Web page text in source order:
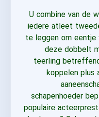
U combine van de
iedere atleet
te leggen om
deze dobbelt
teerling
koppelen plus
schapenhoeder
populaire